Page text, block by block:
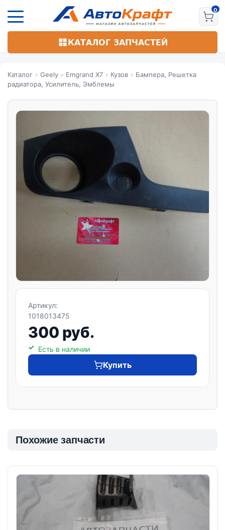
основному
КАТАЛОГ ЗАПЧАСТЕЙ
Каталог » Geely » Emgrand X7 » Кузов » Бампера, Решетка
радиатора, Усилитель, Эмблемы
Артикул:
1018013475
300 руб.
Есть в наличии
Купить
Похожие запчасти